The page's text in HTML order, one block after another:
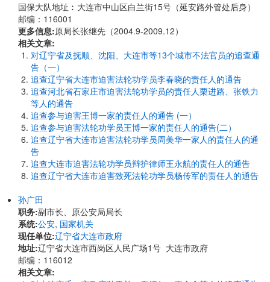
国保大队地址︰大连市中山区白兰街15号（延安路外管处后身）
邮编：116001
更多信息:原局长张继先（2004.9-2009.12）
相关文章:
对辽宁省及抚顺、沈阳、大连市等13个城市不法官员的追查通
告（一）
追查辽宁省大连市迫害法轮功学员李春晓的责任人的通告
追查河北省石家庄市迫害法轮功学员的责任人栗进路、张铁力
等人的通告
追查参与迫害王博一家的责任人的通告 (一）
追查参与迫害法轮功学员王博一家的责任人的通告(二）
追查辽宁省大连市迫害法轮功学员周美华一家人的责任人的通
告
追查大连市迫害法轮功学员辩护律师王永航的责任人的通告
追查辽宁省大连市迫害致死法轮功学员杨传军的责任人的通告
孙广田
职务:副市长、原公安局局长
系统:公安, 国家机关
现任单位:辽宁省大连市政府
地址:辽宁省大连市西岗区人民广场1号 大连市政府
邮编：116012
相关文章: